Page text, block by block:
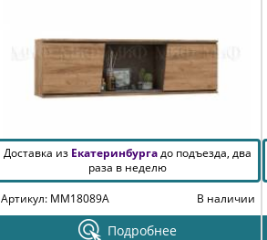
Доставка из Екатеринбургадо подъезда, два
раза в неделю
Артикул: MM18089A
В наличии
Подробнее